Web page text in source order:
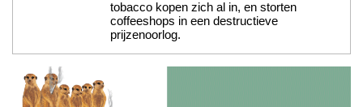
tobacco kopen zich al in, en storten
coffeeshops in een destructieve
prijzenoorlog.